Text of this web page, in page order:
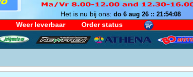
Het is nu bij ons: do 6 aug 26 :: 21:54:09
Weer leverbaar Order status